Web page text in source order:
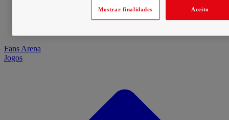
Fans Arena
Jogos
Mostrar finalidades Aceito